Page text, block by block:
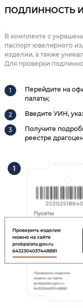
ПОДЛИННОСТЬ
В комплекте с
паспорт ювелирного
изделии, а также
Для проверки
Перейдите на
палаты;
Введите УИН,
Получите
реестре